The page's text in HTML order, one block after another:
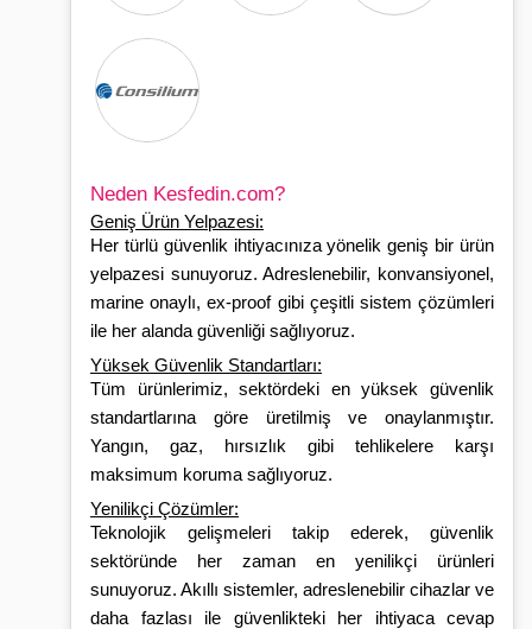
Neden Kesfedin.com?
Geniş Ürün Yelpazesi:
Her türlü güvenlik ihtiyacınıza yönelik geniş bir ürün
yelpazesi sunuyoruz. Adreslenebilir, konvansiyonel,
marine onaylı, ex-proof gibi çeşitli sistem çözümleri
ile her alanda güvenliği sağlıyoruz.
Yüksek Güvenlik Standartları:
Tüm ürünlerimiz, sektördeki en yüksek güvenlik
standartlarına göre üretilmiş ve onaylanmıştır.
Yangın, gaz, hırsızlık gibi tehlikelere karşı
maksimum koruma sağlıyoruz.
Yenilikçi Çözümler:
Teknolojik gelişmeleri takip ederek, güvenlik
sektöründe her zaman en yenilikçi ürünleri
sunuyoruz. Akıllı sistemler, adreslenebilir cihazlar ve
daha fazlası ile güvenlikteki her ihtiyaca cevap